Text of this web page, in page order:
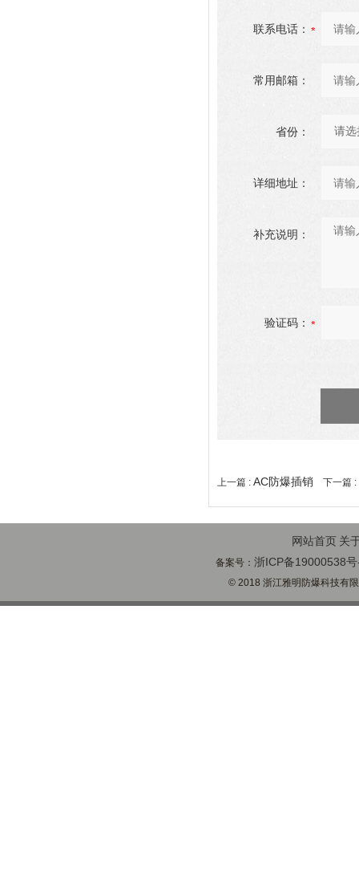
联系电话：
常用邮箱：
省份：
详细地址：
补充说明：
验证码：
上一篇 : AC防爆插销 下一篇
网站首页 关
备案号：浙ICP备19000538
© 2018 浙江雅明防爆科技有